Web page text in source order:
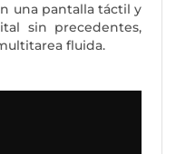
una pantalla táctil y
sin precedentes,
fluida.